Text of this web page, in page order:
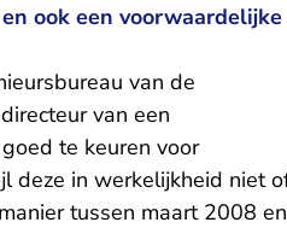
ook een voorwaardelijke
van de
van een
te keuren voor
deze in werkelijkheid niet
tussen maart 2008 en